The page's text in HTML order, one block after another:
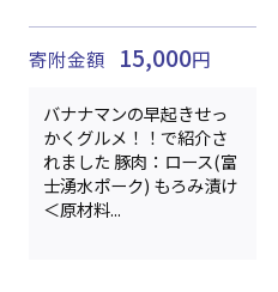
寄附金額 15,000円
バナナマンの早起きせっ
かくグルメ！！で紹介さ
れました 豚肉：ロース(富
士湧水ポーク) もろみ漬け
＜原材料...